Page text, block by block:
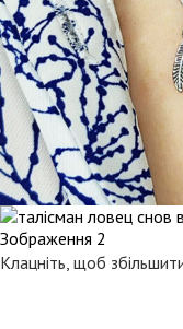
Клацніть, щоб